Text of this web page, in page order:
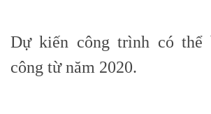
Dự kiến công trình có thể
công từ năm 2020.